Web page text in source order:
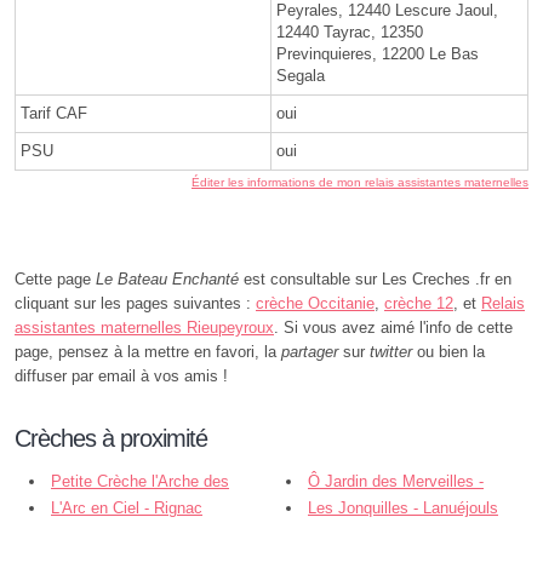
Peyrales, 12440 Lescure Jaoul,
12440 Tayrac, 12350
Previnquieres, 12200 Le Bas
Segala
Tarif CAF oui
PSU oui
Éditer les informations de mon relais assistantes maternelles
Cette page Le Bateau Enchanté est consultable sur Les Creches .fr en
cliquant sur les pages suivantes : crèche Occitanie, crèche 12, et Relais
assistantes maternelles Rieupeyroux. Si vous avez aimé l'info de cette
page, pensez à la mettre en favori, la partagersur twitterou bien la
diffuser par email à vos amis !
Crèches à proximité
Petite Crèche l'Arche des
Zouzous - Rieupeyroux
Ô Jardin des Merveilles -
Colombiès
L'Arc en Ciel - Rignac Les Jonquilles - Lanuéjouls